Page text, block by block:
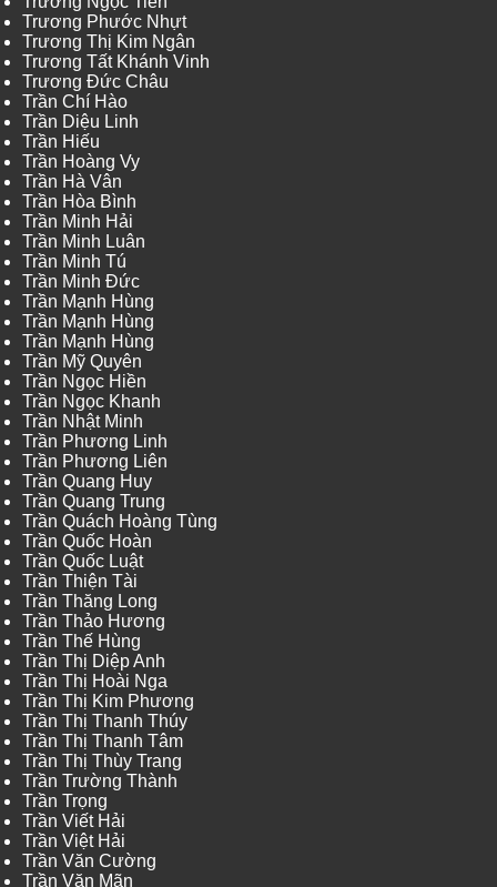
Trương Phước Nhựt
Trương Thị Kim Ngân
Trương Tất Khánh Vinh
Trương Đức Châu
Trần Chí Hào
Trần Diệu Linh
Trần Hiếu
Trần Hoàng Vy
Trần Hà Vân
Trần Hòa Bình
Trần Minh Hải
Trần Minh Luân
Trần Minh Tú
Trần Minh Đức
Trần Mạnh Hùng
Trần Mạnh Hùng
Trần Mạnh Hùng
Trần Mỹ Quyên
Trần Ngọc Hiền
Trần Ngọc Khanh
Trần Nhật Minh
Trần Phương Linh
Trần Phương Liên
Trần Quang Huy
Trần Quang Trung
Trần Quách Hoàng Tùng
Trần Quốc Hoàn
Trần Quốc Luật
Trần Thiện Tài
Trần Thăng Long
Trần Thảo Hương
Trần Thế Hùng
Trần Thị Diệp Anh
Trần Thị Hoài Nga
Trần Thị Kim Phương
Trần Thị Thanh Thúy
Trần Thị Thanh Tâm
Trần Thị Thùy Trang
Trần Trường Thành
Trần Trọng
Trần Viết Hải
Trần Việt Hải
Trần Văn Cường
Trần Văn Mãn